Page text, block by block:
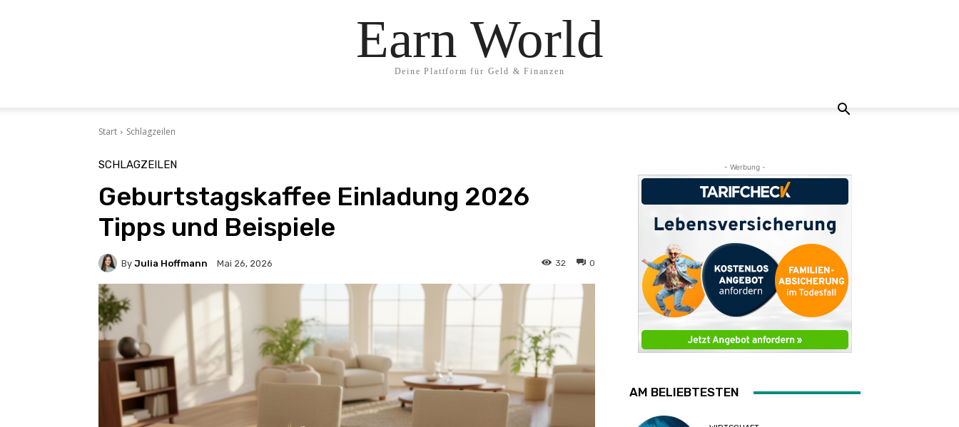
Earn World
Deine Plattform für Geld & Finanzen
Start Schlagzeilen
SCHLAGZEILEN
Geburtstagskaffee Einladung 2026
Tipps und Beispiele
By Julia Hoffmann Mai 26, 2026 0
32
- Werbung -
AM BELIEBTESTEN